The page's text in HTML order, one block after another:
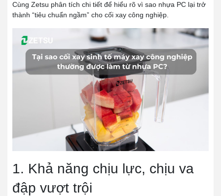
Cùng Zetsu phân tích chi tiết để hiểu rõ vì sao nhựa PC lại trở
thành “tiêu chuẩn ngầm” cho cối xay công nghiệp.
1. Khả năng chịu lực, chịu va
đập vượt trội